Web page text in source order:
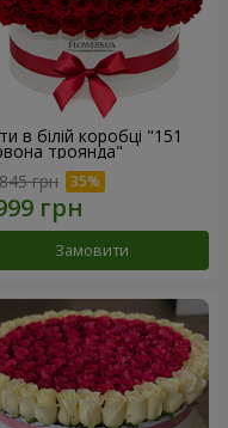
в білій коробці "151
троянда"
грн
Замовити